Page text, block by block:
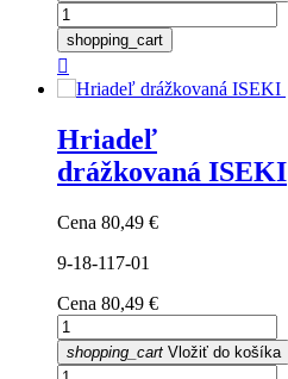
shopping_cart

Hriadeľ
drážkovaná ISEKI
Cena 80,49 €
9-18-117-01
Cena 80,49 €
shopping_cart Vložiť do košíka